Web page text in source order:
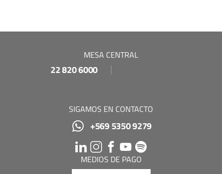
MESA CENTRAL
22 820 6000
SIGAMOS EN CONTACTO
+569 5350 9279
MEDIOS DE PAGO